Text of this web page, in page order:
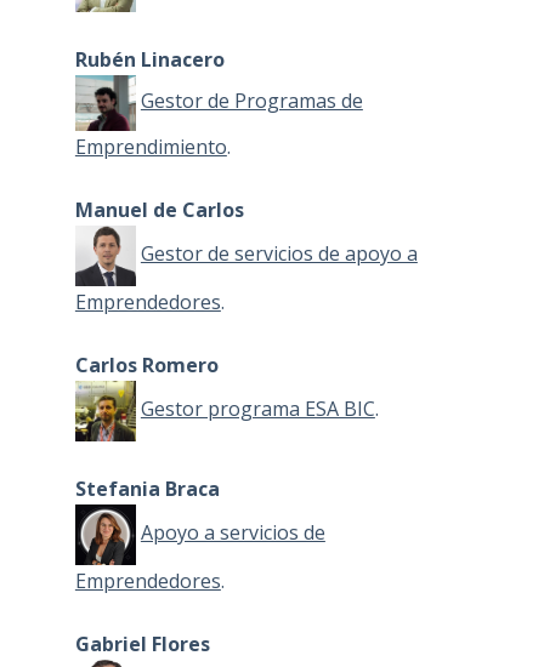
Rubén Linacero
Gestor de Programas de
Emprendimiento.
Manuel de Carlos
Gestor de servicios de apoyo a
Emprendedores.
Carlos Romero
Gestor programa ESA BIC.
Stefania Braca
Apoyo a servicios de
Emprendedores.
Gabriel Flores